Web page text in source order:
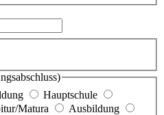
Hauptschule
Matura
Ausbildung